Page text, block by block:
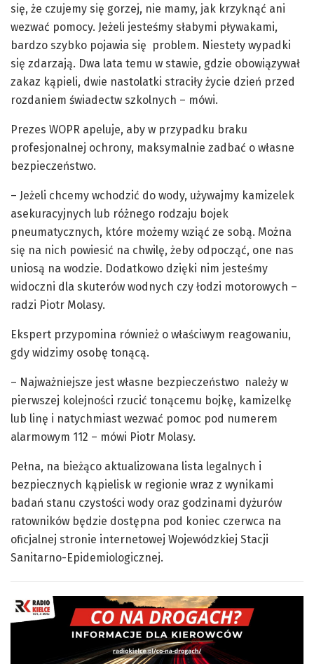
się, że czujemy się gorzej, nie mamy, jak krzyknąć ani
wezwać pomocy. Jeżeli jesteśmy słabymi pływakami,
bardzo szybko pojawia się problem. Niestety wypadki
się zdarzają. Dwa lata temu w stawie, gdzie obowiązywał
zakaz kąpieli, dwie nastolatki straciły życie dzień przed
rozdaniem świadectw szkolnych – mówi.
Prezes WOPR apeluje, aby w przypadku braku
profesjonalnej ochrony, maksymalnie zadbać o własne
bezpieczeństwo.
– Jeżeli chcemy wchodzić do wody, używajmy kamizelek
asekuracyjnych lub różnego rodzaju bojek
pneumatycznych, które możemy wziąć ze sobą. Można
się na nich powiesić na chwilę, żeby odpocząć, one nas
uniosą na wodzie. Dodatkowo dzięki nim jesteśmy
widoczni dla skuterów wodnych czy łodzi motorowych –
radzi Piotr Molasy.
Ekspert przypomina również o właściwym reagowaniu,
gdy widzimy osobę tonącą.
– Najważniejsze jest własne bezpieczeństwo należy w
pierwszej kolejności rzucić tonącemu bojkę, kamizelkę
lub linę i natychmiast wezwać pomoc pod numerem
alarmowym 112 – mówi Piotr Molasy.
Pełna, na bieżąco aktualizowana lista legalnych i
bezpiecznych kąpielisk w regionie wraz z wynikami
badań stanu czystości wody oraz godzinami dyżurów
ratowników będzie dostępna pod koniec czerwca na
oficjalnej stronie internetowej Wojewódzkiej Stacji
Sanitarno-Epidemiologicznej.